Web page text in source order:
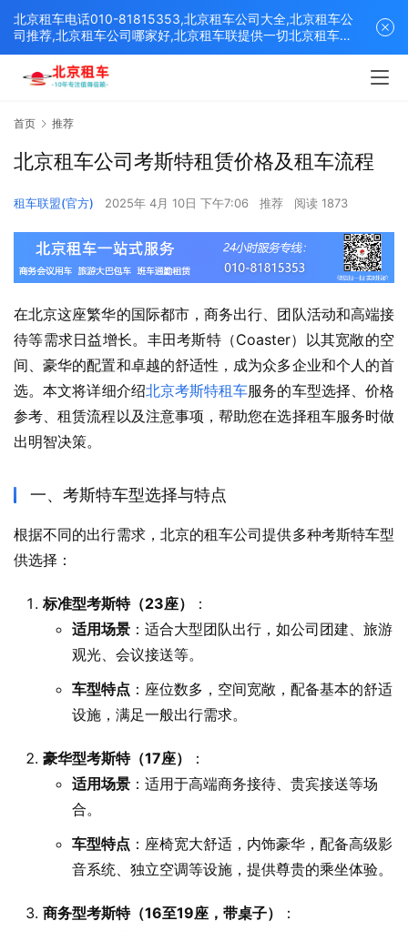
首页 推荐
北京租车公司考斯特租赁价格及租车流程
租车联盟(官方) 2025年 4月 10日 下午7:06 推荐 阅读 1873
在北京这座繁华的国际都市，商务出行、团队活动和高端接
待等需求日益增长。​丰田考斯特（Coaster）以其宽敞的空
间、豪华的配置和卓越的舒适性，成为众多企业和个人的首
选。​本文将详细介绍北京考斯特租车服务的车型选择、价格
参考、租赁流程以及注意事项，帮助您在选择租车服务时做
出明智决策。
一、考斯特车型选择与特点
根据不同的出行需求，北京的租车公司提供多种考斯特车型
供选择：​
标准型考斯特（23座）
：
适用场景 ：​适合大型团队出行，如公司团建、旅游
观光、会议接送等。​
车型特点 ：​座位数多，空间宽敞，配备基本的舒适
设施，满足一般出行需求。​
豪华型考斯特（17座）
：
适用场景 ：​适用于高端商务接待、贵宾接送等场
合。​
车型特点 ：​座椅宽大舒适，内饰豪华，配备高级影
音系统、独立空调等设施，提供尊贵的乘坐体验。​
商务型考斯特（16至19座，带桌子）
：
北京租车电话010-81815353,北京租车公司大全,北京租车公
司推荐,北京租车公司哪家好,北京租车联提供一切北京租车解
决方案,打造北京优质的租车平台！